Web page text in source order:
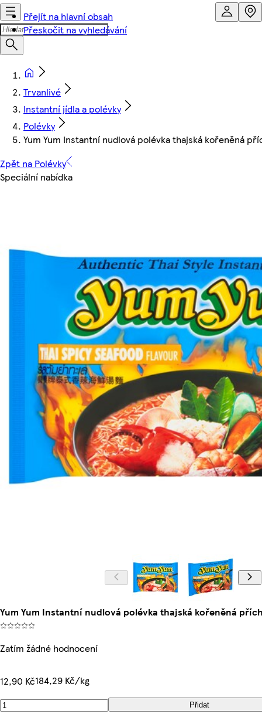
Přejít na hlavní obsah
Přeskočit na vyhledávání
Trvanlivé
Instantní jídla a polévky
Polévky
Yum Yum Instantní nudlová polévka thajská kořeněná
Zpět na Polévky
Speciální nabídka
Yum Yum Instantní nudlová polévka thajská kořeněná
Zatím žádné hodnocení
12,90 Kč184,29 Kč/kg
Přidat